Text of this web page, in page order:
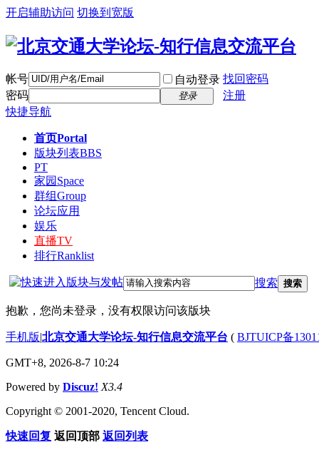
开启辅助访问 切换到宽版
帐号 自动登录 找回密码
密码
登录
注册
快捷导航
首页Portal
版块列表BBS
PT
家园 Space
群组Group
论坛应用
娱乐
直播TV
排行Ranklist
搜索 搜索
抱歉，您尚未登录，没有权限访问该版块
手机版|北京交通大学论坛-知行信息交流平台 ( BJTUICP备
GMT+8, 2026-8-7 10:24
Powered by Discuz! X3.4
Copyright © 2001-2020, Tencent Cloud.
快速回复 返回顶部 返回列表